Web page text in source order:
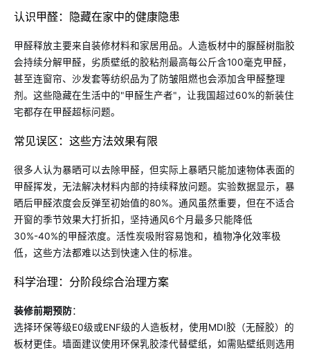
认识甲醛：隐藏在家中的健康隐患
甲醛释放主要来自装修材料和家居用品。人造板材中的脲醛树脂胶
会持续分解甲醛，劣质壁纸的胶粘剂最高每公斤含100毫克甲醛，
甚至连窗帘、沙发套等纺织品为了防皱阻燃也会添加含甲醛整理
剂。这些隐藏在生活中的"甲醛生产者"，让我国超过60%的新装住
宅都存在甲醛超标问题。
常见误区：这些方法效果有限
很多人认为暴晒可以去除甲醛，但实际上暴晒只能加速物体表面的
甲醛挥发，无法解决材料内部的持续释放问题。实验数据显示，暴
晒后甲醛浓度会反弹至初始值的80%。通风虽然重要，但在不适合
开窗的季节效果大打折扣，坚持通风6个月最多只能降低
30%-40%的甲醛浓度。活性炭吸附容易饱和，植物净化效率极
低，这些方法都难以达到快速入住的标准。
科学治理：分阶段综合治理方案
装修前期预防：
选择环保等级E0级或ENF级的人造板材，使用MDI胶（无醛胶）的
板材更佳。墙面建议使用环保乳胶漆代替壁纸，如需贴壁纸则选用